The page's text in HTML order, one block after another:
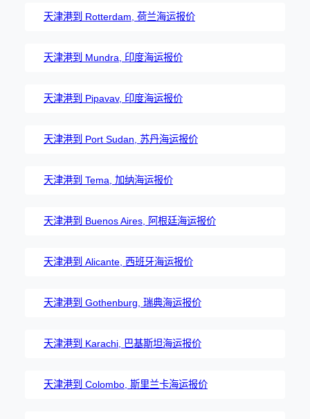
天津港到 Rotterdam, 荷兰海运报价
天津港到 Mundra, 印度海运报价
天津港到 Pipavav, 印度海运报价
天津港到 Port Sudan, 苏丹海运报价
天津港到 Tema, 加纳海运报价
天津港到 Buenos Aires, 阿根廷海运报价
天津港到 Alicante, 西班牙海运报价
天津港到 Gothenburg, 瑞典海运报价
天津港到 Karachi, 巴基斯坦海运报价
天津港到 Colombo, 斯里兰卡海运报价